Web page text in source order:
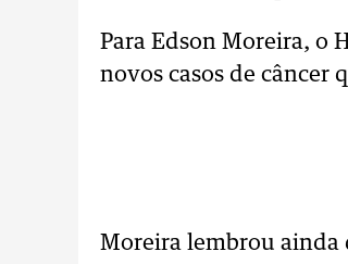
Para Edson Moreira, o
novos casos de câncer
Moreira lembrou ainda